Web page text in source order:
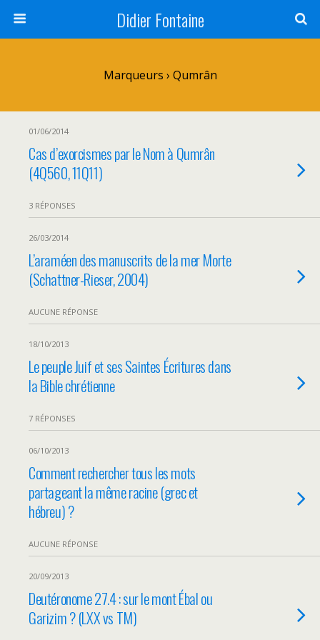
Didier Fontaine
Marqueurs › Qumrân
01/06/2014
Cas d’exorcismes par le Nom à Qumrân
(4Q560, 11Q11)
3 RÉPONSES
26/03/2014
L’araméen des manuscrits de la mer Morte
(Schattner-Rieser, 2004)
AUCUNE RÉPONSE
18/10/2013
Le peuple Juif et ses Saintes Écritures dans
la Bible chrétienne
7 RÉPONSES
06/10/2013
Comment rechercher tous les mots
partageant la même racine (grec et
hébreu) ?
AUCUNE RÉPONSE
20/09/2013
Deutéronome 27.4 : sur le mont Ébal ou
Garizim ? (LXX vs TM)